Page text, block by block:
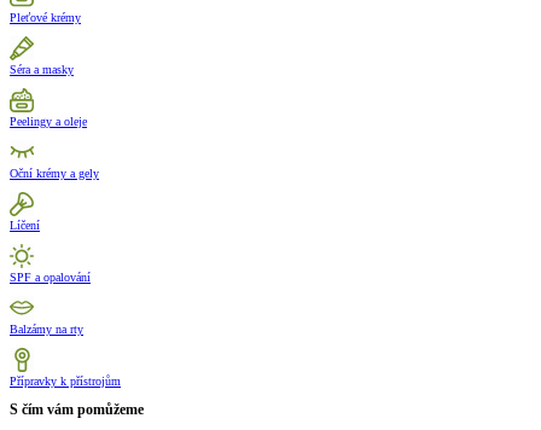
Pleťové krémy
Séra a masky
Peelingy a oleje
Oční krémy a gely
Líčení
SPF a opalování
Balzámy na rty
Přípravky k přístrojům
S čím vám pomůžeme